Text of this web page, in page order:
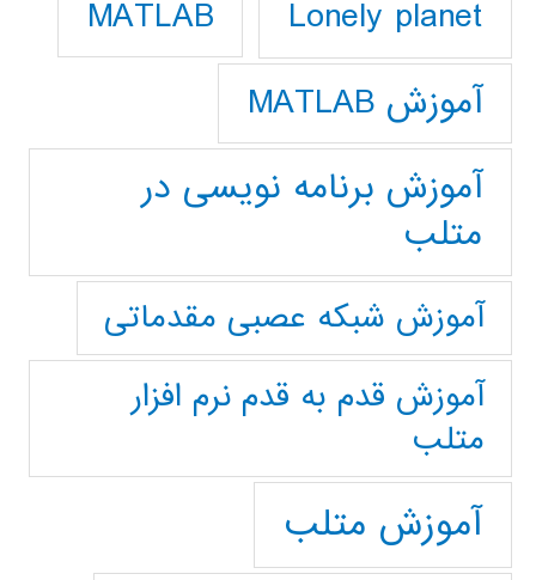
Lonely planet
MATLAB
آموزش MATLAB
آموزش برنامه نویسی در
متلب
آموزش شبکه عصبی مقدماتی
آموزش قدم به قدم نرم افزار
متلب
آموزش متلب